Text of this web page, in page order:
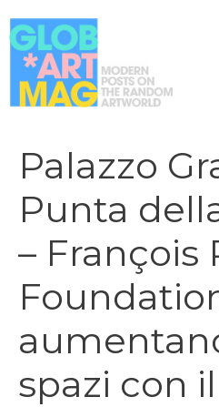
al
contenuto
Palazzo
Punta
– François
spazi con